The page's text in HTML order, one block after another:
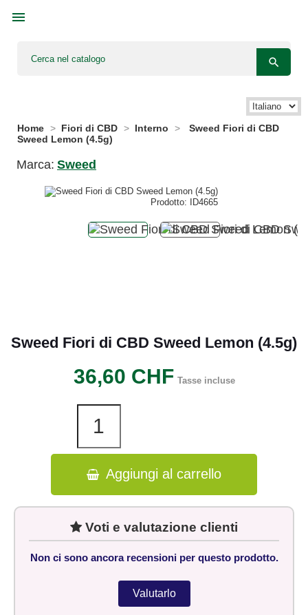


Home Fiori di CBD Interno
Sweed Fiori di CBD
Sweed Lemon (4.5g)
Marca: Sweed
Prodotto: ID4665
Sweed Fiori di CBD Sweed Lemon (4.5g)
36,60 CHF Tasse incluse
Aggiungi al carrello
Voti e valutazione clienti
Non ci sono ancora recensioni per questo prodotto.
Valutarlo